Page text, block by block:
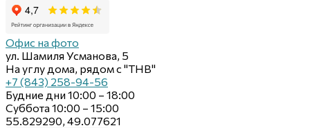
Офис на фото
ул. Шамиля Усманова, 5
На углу дома, рядом с "ТНВ"
+7 (843) 258-94-56
Будние дни 10:00 – 18:00
Суббота 10:00 – 15:00
55.829290, 49.077621